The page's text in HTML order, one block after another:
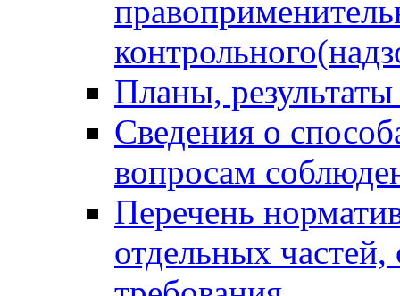
Планы,
Сведения о
вопросам
Перечень
отдельных